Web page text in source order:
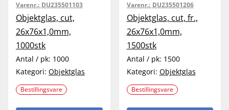
Varenr.: DU235501103
Objektglas, cut,
26x76x1,0mm,
1000stk
Antal / pk: 1000
Kategori: Objektglas
Bestillingsvare
Varenr.: DU235501206
Objektglas, cut, fr.,
26x76x1,0mm,
1500stk
Antal / pk: 1500
Kategori: Objektglas
Bestillingsvare